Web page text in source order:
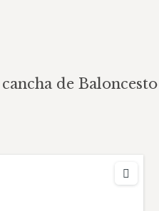
de Baloncesto